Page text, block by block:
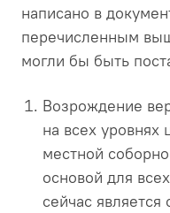
написано в
перечисленным
могли бы быть
Возрождение
на всех уровнях
местной
основой для
сейчас